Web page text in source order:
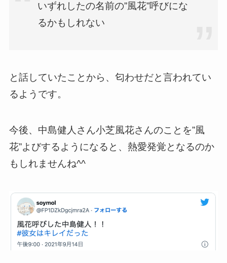
いずれしたの名前の”風花”呼びにな
るかもしれない
と話していたことから、匂わせだと言われてい
るようです。
今後、中島健人さん小芝風花さんのことを”風
花”よびするようになると、熱愛発覚となるのか
もしれませんね^^